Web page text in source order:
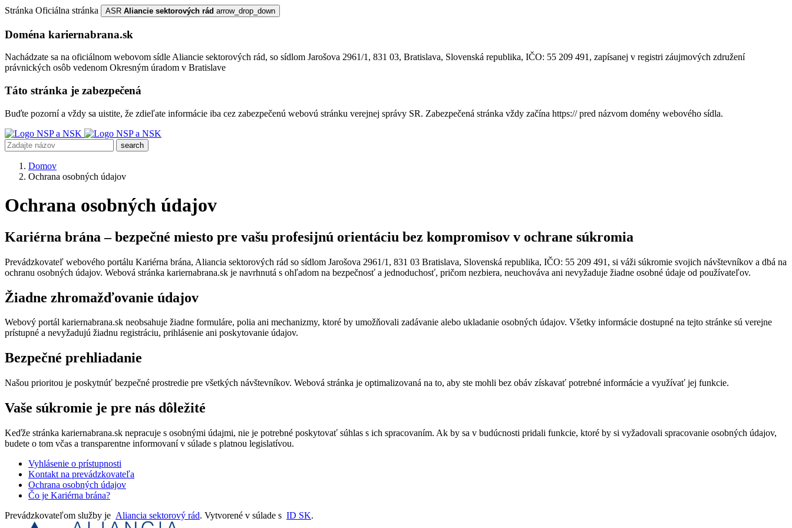
Stránka Oficiálna stránka ASR Aliancie sektorových rád arrow_drop_down
Doména kariernabrana.sk
Nachádzate sa na oficiálnom webovom sídle Aliancie sektorových rád, so sídlom Jarošova 2961/1, 831 03, Bratislava, Slovenská republika, IČO: 55 209 491, zapísanej v registri záujmových združení
právnických osôb vedenom Okresným úradom v Bratislave
Táto stránka je zabezpečená
Buďte pozorní a vždy sa uistite, že zdieľate informácie iba cez zabezpečenú webovú stránku verejnej správy SR. Zabezpečená stránka vždy začína https:// pred názvom domény webového sídla.
search
Domov
Ochrana osobných údajov
Ochrana osobných údajov
Kariérna brána – bezpečné miesto pre vašu profesijnú orientáciu bez kompromisov v ochrane súkromia
Prevádzkovateľ webového portálu Kariérna brána, Aliancia sektorových rád so sídlom Jarošova 2961/1, 831 03 Bratislava, Slovenská republika, IČO: 55 209 491, si váži súkromie svojich návštevníkov a dbá na
ochranu osobných údajov. Webová stránka kariernabrana.sk je navrhnutá s ohľadom na bezpečnosť a jednoduchosť, pričom nezbiera, neuchováva ani nevyžaduje žiadne osobné údaje od používateľov.
Žiadne zhromažďovanie údajov
Webový portál kariernabrana.sk neobsahuje žiadne formuláre, polia ani mechanizmy, ktoré by umožňovali zadávanie alebo ukladanie osobných údajov. Všetky informácie dostupné na tejto stránke sú verejne
prístupné a nevyžadujú žiadnu registráciu, prihlásenie ani poskytovanie údajov.
Bezpečné prehliadanie
Našou prioritou je poskytnúť bezpečné prostredie pre všetkých návštevníkov. Webová stránka je optimalizovaná na to, aby ste mohli bez obáv získavať potrebné informácie a využívať jej funkcie.
Vaše súkromie je pre nás dôležité
Keďže stránka kariernabrana.sk nepracuje s osobnými údajmi, nie je potrebné poskytovať súhlas s ich spracovaním. Ak by sa v budúcnosti pridali funkcie, ktoré by si vyžadovali spracovanie osobných údajov,
budete o tom včas a transparentne informovaní v súlade s platnou legislatívou.
Vyhlásenie o prístupnosti
Kontakt na prevádzkovateľa
Ochrana osobných údajov
Čo je Kariérna brána?
Prevádzkovateľom služby je Aliancia sektorový rád. Vytvorené v súlade s ID SK.